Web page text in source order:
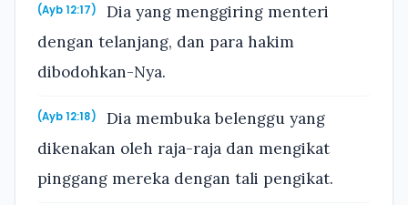
(Ayb 12:17)
Dia yang menggiring menteri
dengan telanjang, dan para hakim
dibodohkan-Nya.
(Ayb 12:18)
Dia membuka belenggu yang
dikenakan oleh raja-raja dan mengikat
pinggang mereka dengan tali pengikat.